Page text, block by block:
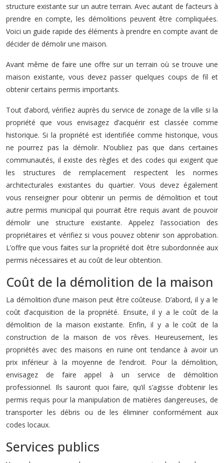
structure existante sur un autre terrain. Avec autant de facteurs à
prendre en compte, les démolitions peuvent être compliquées.
Voici un guide rapide des éléments à prendre en compte avant de
décider de démolir une maison.
Avant même de faire une offre sur un terrain où se trouve une
maison existante, vous devez passer quelques coups de fil et
obtenir certains permis importants.
Tout d’abord, vérifiez auprès du service de zonage de la ville si la
propriété que vous envisagez d’acquérir est classée comme
historique. Si la propriété est identifiée comme historique, vous
ne pourrez pas la démolir. N’oubliez pas que dans certaines
communautés, il existe des règles et des codes qui exigent que
les structures de remplacement respectent les normes
architecturales existantes du quartier. Vous devez également
vous renseigner pour obtenir un permis de démolition et tout
autre permis municipal qui pourrait être requis avant de pouvoir
démolir une structure existante. Appelez l’association des
propriétaires et vérifiez si vous pouvez obtenir son approbation.
L’offre que vous faites sur la propriété doit être subordonnée aux
permis nécessaires et au coût de leur obtention.
Coût de la démolition de la maison
La démolition d’une maison peut être coûteuse. D’abord, il y a le
coût d’acquisition de la propriété. Ensuite, il y a le coût de la
démolition de la maison existante. Enfin, il y a le coût de la
construction de la maison de vos rêves. Heureusement, les
propriétés avec des maisons en ruine ont tendance à avoir un
prix inférieur à la moyenne de l’endroit. Pour la démolition,
envisagez de faire appel à un service de démolition
professionnel. Ils sauront quoi faire, qu’il s’agisse d’obtenir les
permis requis pour la manipulation de matières dangereuses, de
transporter les débris ou de les éliminer conformément aux
codes locaux.
Services publics